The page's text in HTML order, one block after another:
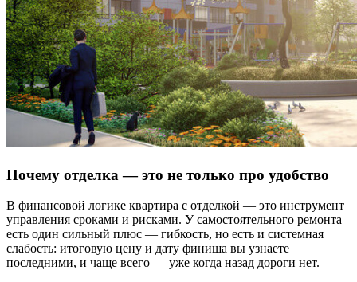
Почему отделка — это не только про удобство
В финансовой логике квартира с отделкой — это инструмент
управления сроками и рисками. У самостоятельного ремонта
есть один сильный плюс — гибкость, но есть и системная
слабость: итоговую цену и дату финиша вы узнаете
последними, и чаще всего — уже когда назад дороги нет.